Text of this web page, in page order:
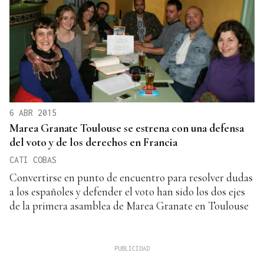
6 ABR 2015
Marea Granate Toulouse se estrena con una defensa
del voto y de los derechos en Francia
CATI COBAS
Convertirse en punto de encuentro para resolver dudas
a los españoles y defender el voto han sido los dos ejes
de la primera asamblea de Marea Granate en Toulouse